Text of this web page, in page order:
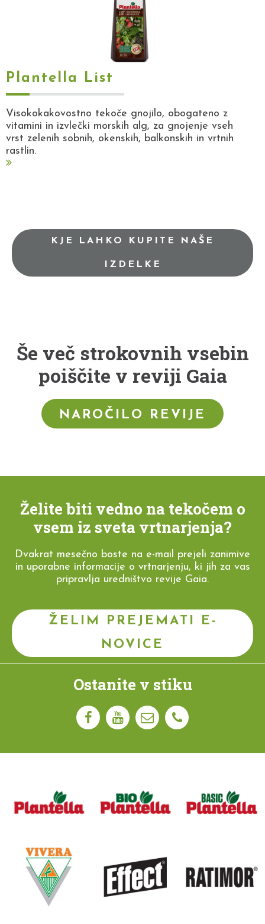
Plantella List
Visokokakovostno tekoče gnojilo, obogateno z
vitamini in izvlečki morskih alg, za gnojenje vseh
vrst zelenih sobnih, okenskih, balkonskih in vrtnih
rastlin.
KJE LAHKO KUPITE NAŠE
IZDELKE
Še več strokovnih vsebin
poiščite v reviji Gaia
NAROČILO REVIJE
Želite biti vedno na tekočem o
vsem iz sveta vrtnarjenja?
Dvakrat mesečno boste na e-mail prejeli zanimive
in uporabne informacije o vrtnarjenju, ki jih za vas
pripravlja uredništvo revije Gaia.
ŽELIM PREJEMATI E-
NOVICE
Ostanite v stiku